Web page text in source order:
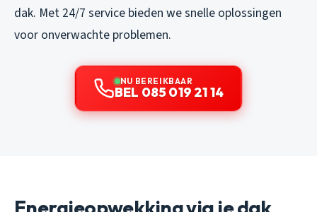
dak. Met 24/7 service bieden we snelle oplossingen
voor onverwachte problemen.
NU BEREIKBAAR
BEL 085 019 21 14